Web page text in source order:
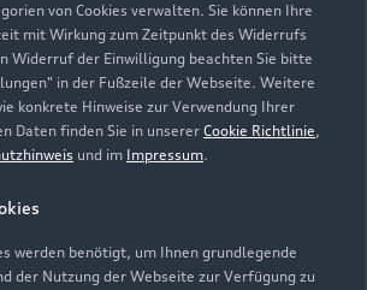
von Cookies verwalten. Sie können Ihre
mit Wirkung zum Zeitpunkt des Widerrufs
Widerruf der Einwilligung beachten Sie bitte
in der Fußzeile der Webseite. Weitere
konkrete Hinweise zur Verwendung Ihrer
Daten finden Sie in unserer Cookie Richtlinie,
und im Impressum.
werden benötigt, um Ihnen grundlegende
der Nutzung der Webseite zur Verfügung zu